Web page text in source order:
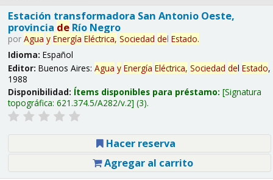
Estación transformadora San Antonio Oeste,
provincia deRío Negro
por Agua y Energía Eléctrica, Sociedad del Estado.
Idioma: Español
Editor: Buenos Aires: Agua y Energía Eléctrica, Sociedad del Estado,
1988
Disponibilidad: Ítems disponibles para préstamo: Signatura
topográfica: 621.374.5/A282/v.2 (3).
Hacer reserva
Agregar al carrito